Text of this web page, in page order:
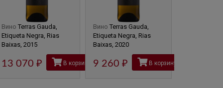
Вино Terras Gauda,
Etiqueta Negra, Rias
Baixas, 2015
13 070 рубВ корзину
Вино Terras Gauda,
Etiqueta Negra, Rias
Baixas, 2020
9 260 рубВ корзину